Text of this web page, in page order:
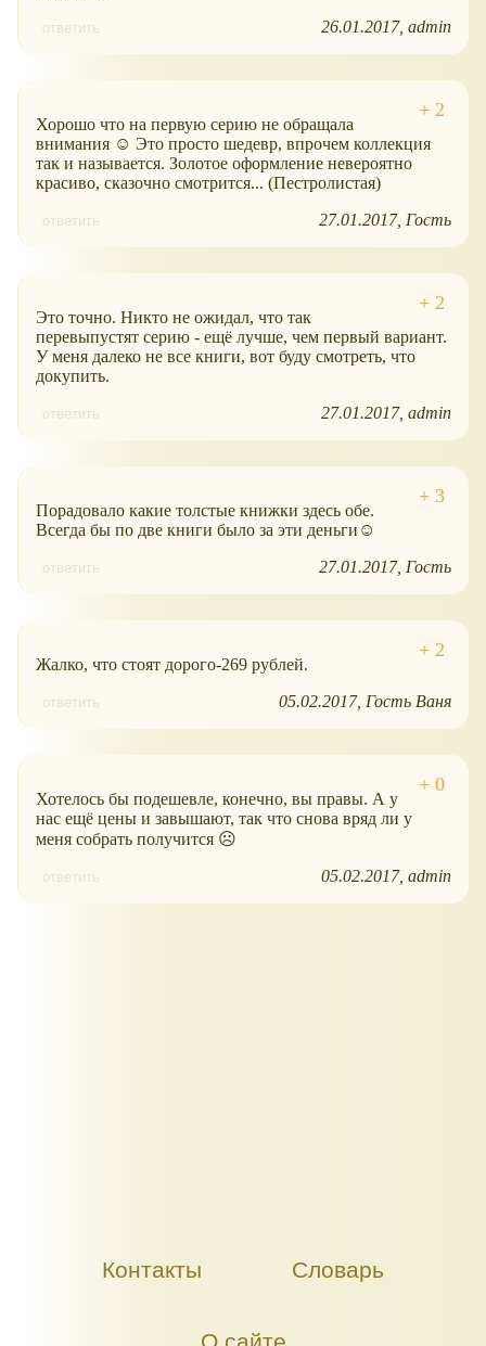
ответить 26.01.2017 admin
Хорошо что на первую серию не обращала
внимания ☺ Это просто шедевр, впрочем коллекция
так и называется. Золотое оформление невероятно
красиво, сказочно смотрится... (Пестролистая)
ответить 27.01.2017 Гость
Это точно. Никто не ожидал, что так
перевыпустят серию - ещё лучше, чем первый вариант.
У меня далеко не все книги, вот буду смотреть, что
докупить.
ответить 27.01.2017 admin
Порадовало какие толстые книжки здесь обе.
Всегда бы по две книги было за эти деньги☺
ответить 27.01.2017 Гость
Жалко, что стоят дорого-269 рублей.
ответить 05.02.2017 Гость Ваня
Хотелось бы подешевле, конечно, вы правы. А у
нас ещё цены и завышают, так что снова вряд ли у
меня собрать получится ☹
ответить 05.02.2017 admin
Контакты Словарь